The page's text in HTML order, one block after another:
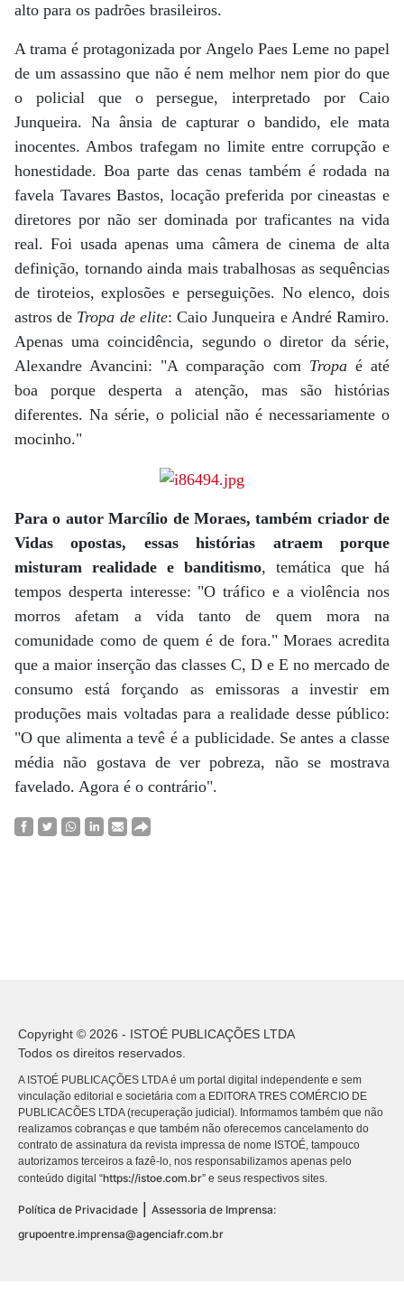
alto para os padrões brasileiros.
A trama é protagonizada por Angelo Paes Leme no papel
de um assassino que não é nem melhor nem pior do que
o policial que o persegue, interpretado por Caio
Junqueira. Na ânsia de capturar o bandido, ele mata
inocentes. Ambos trafegam no limite entre corrupção e
honestidade. Boa parte das cenas também é rodada na
favela Tavares Bastos, locação preferida por cineastas e
diretores por não ser dominada por traficantes na vida
real. Foi usada apenas uma câmera de cinema de alta
definição, tornando ainda mais trabalhosas as sequências
de tiroteios, explosões e perseguições. No elenco, dois
astros de Tropa de elite: Caio Junqueira e André Ramiro.
Apenas uma coincidência, segundo o diretor da série,
Alexandre Avancini: "A comparação comTropaé até
boa porque desperta a atenção, mas são histórias
diferentes. Na série, o policial não é necessariamente o
mocinho."
Para o autor Marcílio de Moraes, também criador de
Vidas opostas, essas histórias atraem porque
misturam realidade e banditismo, temática que há
tempos desperta interesse: "O tráfico e a violência nos
morros afetam a vida tanto de quem mora na
comunidade como de quem é de fora." Moraes acredita
que a maior inserção das classes C, D e E no mercado de
consumo está forçando as emissoras a investir em
produções mais voltadas para a realidade desse público:
"O que alimenta a tevê é a publicidade. Se antes a classe
média não gostava de ver pobreza, não se mostrava
favelado. Agora é o contrário".
Copyright © 2026 - ISTOÉ PUBLICAÇÕES LTDA
Todos os direitos reservados.
A ISTOÉ PUBLICAÇÕES LTDA é um portal digital independente e sem
vinculação editorial e societária com a EDITORA TRES COMÉRCIO DE
PUBLICACÕES LTDA (recuperação judicial). Informamos também que não
realizamos cobranças e que também não oferecemos cancelamento do
contrato de assinatura da revista impressa de nome ISTOÉ, tampouco
autorizamos terceiros a fazê-lo, nos responsabilizamos apenas pelo
conteúdo digital “https://istoe.com.br” e seus respectivos sites.
Política de Privacidade | Assessoria de Imprensa:
grupoentre.imprensa@agenciafr.com.br